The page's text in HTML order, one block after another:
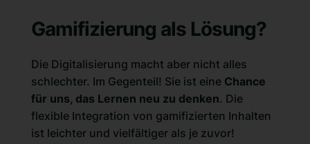
Gamifizierung als Lösung?
Die Digitalisierung macht aber nicht alles
schlechter. Im Gegenteil! Sie ist eine Chance
für uns, das Lernen neu zu denken. Die
flexible Integration von gamifizierten Inhalten
ist leichter und vielfältiger als je zuvor!